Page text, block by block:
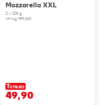
Mozzarella XXL
2 x 125 g
(=1 kg 199.60)
Только
49,90